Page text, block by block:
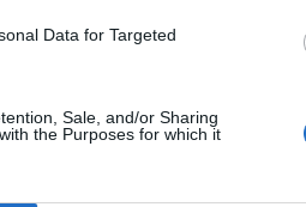
Data for Targeted
Sale, and/or Sharing
the Purposes for which it